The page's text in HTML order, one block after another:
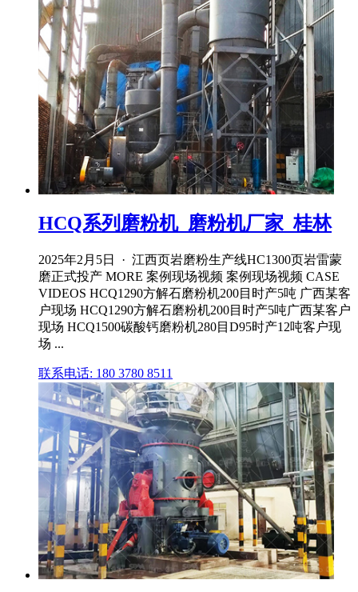
HCQ系列磨粉机_磨粉机厂家_桂林
2025年2月5日 · 江西页岩磨粉生产线HC1300页岩雷蒙
磨正式投产 MORE 案例现场视频 案例现场视频 CASE
VIDEOS HCQ1290方解石磨粉机200目时产5吨 广西某客
户现场 HCQ1290方解石磨粉机200目时产5吨广西某客户
现场 HCQ1500碳酸钙磨粉机280目D95时产12吨客户现
场 ...
联系电话: 180 3780 8511